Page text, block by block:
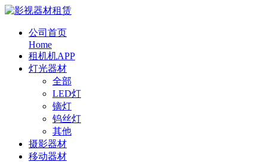
公司首页
Home
租机机APP
灯光器材
全部
LED灯
镝灯
钨丝灯
其他
摄影器材
移动器材